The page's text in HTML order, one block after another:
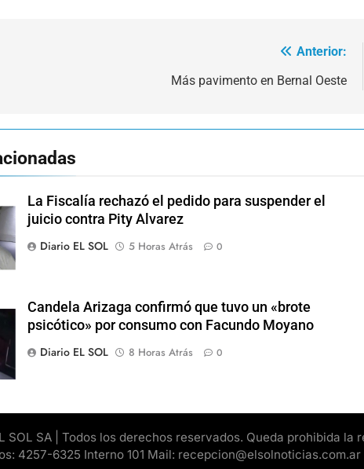
Anterior:
Más pavimento en Bernal Oeste
La Fiscalía rechazó el pedido para suspender el
juicio contra Pity Alvarez
Diario EL SOL
5 Horas Atrás 0
Candela Arizaga confirmó que tuvo un «brote
psicótico» por consumo con Facundo Moyano
Diario EL SOL
8 Horas Atrás 0
SOL SA | Todos los derechos reservados. Queda prohibida
4257-6325 Interno 101 Mail: